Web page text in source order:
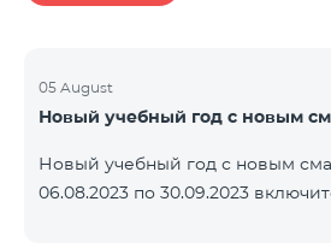
05 August
Новый учебный год с новым
Новый учебный год с новым
06.08.2023 по 30.09.2023